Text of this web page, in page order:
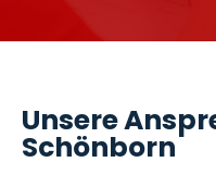
Unsere
Schönborn